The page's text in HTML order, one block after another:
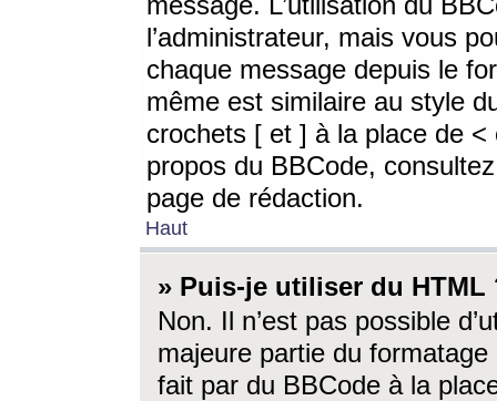
l’administrateur, mais vous
chaque message depuis le
même est similaire au style
crochets [ et ] à la place de <
propos du BBCode,
page de rédaction.
Haut
» Puis-je utiliser du HTML
Non. Il n’est pas possible
majeure partie du
fait par du BBCode à la